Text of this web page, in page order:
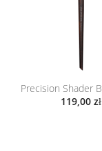
119,00 zł